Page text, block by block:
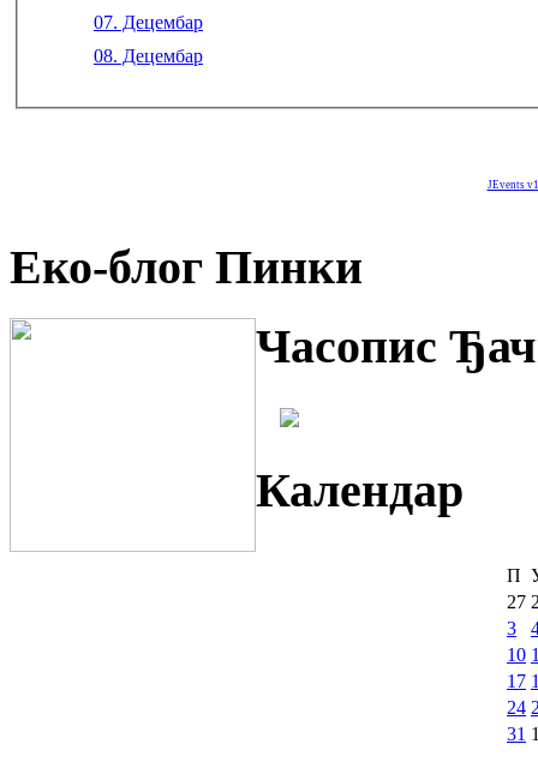
07. Децембар
08. Децембар
JEvents
Еко-блог Пинки
Часопис
Календар
П
27
3
10
17
24
31